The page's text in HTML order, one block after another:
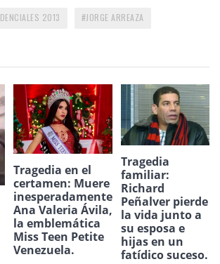
2013 JORGE ARREAZA
Tragedia en el
certamen: Muere
inesperadamente
Ana Valeria Ávila,
la emblemática
Miss Teen Petite
Venezuela.
Tragedia
familiar:
Richard
Peñalver pierde
la vida junto a
su esposa e
hijas en un
fatídico suceso.